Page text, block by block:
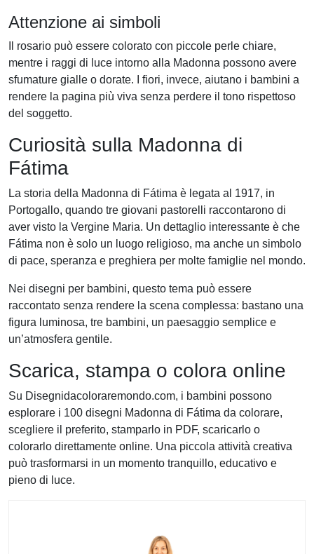
Attenzione ai simboli
Il rosario può essere colorato con piccole perle chiare,
mentre i raggi di luce intorno alla Madonna possono avere
sfumature gialle o dorate. I fiori, invece, aiutano i bambini a
rendere la pagina più viva senza perdere il tono rispettoso
del soggetto.
Curiosità sulla Madonna di
Fátima
La storia della Madonna di Fátima è legata al 1917, in
Portogallo, quando tre giovani pastorelli raccontarono di
aver visto la Vergine Maria. Un dettaglio interessante è che
Fátima non è solo un luogo religioso, ma anche un simbolo
di pace, speranza e preghiera per molte famiglie nel mondo.
Nei disegni per bambini, questo tema può essere
raccontato senza rendere la scena complessa: bastano una
figura luminosa, tre bambini, un paesaggio semplice e
un’atmosfera gentile.
Scarica, stampa o colora online
Su Disegnidacoloraremondo.com, i bambini possono
esplorare i 100 disegni Madonna di Fátima da colorare,
scegliere il preferito, stamparlo in PDF, scaricarlo o
colorarlo direttamente online. Una piccola attività creativa
può trasformarsi in un momento tranquillo, educativo e
pieno di luce.